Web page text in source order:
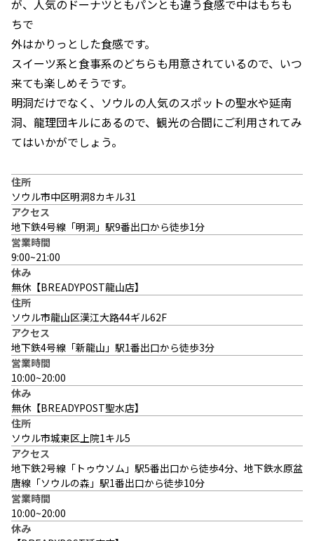
が、人気のドーナツともパンとも違う食感で中はもちも
ちで
外はかりっとした食感です。
スイーツ系と食事系のどちらも用意されているので、いつ
来ても楽しめそうです。
明洞だけでなく、ソウルの人気のスポットの聖水や延南
洞、龍理団キルにあるので、観光の合間にご利用されてみ
てはいかがでしょう。
住所
ソウル市中区明洞8カキル31
アクセス
地下鉄4号線「明洞」駅9番出口から徒歩1分
営業時間
9:00~21:00
休み
無休【BREADYPOST龍山店】
住所
ソウル市龍山区漢江大路44ギル62F
アクセス
地下鉄4号線「新龍山」駅1番出口から徒歩3分
営業時間
10:00~20:00
休み
無休【BREADYPOST聖水店】
住所
ソウル市城東区上院1キル5
アクセス
地下鉄2号線「トゥウソム」駅5番出口から徒歩4分、地下鉄水原盆
唐線「ソウルの森」駅1番出口から徒歩10分
営業時間
10:00~20:00
休み